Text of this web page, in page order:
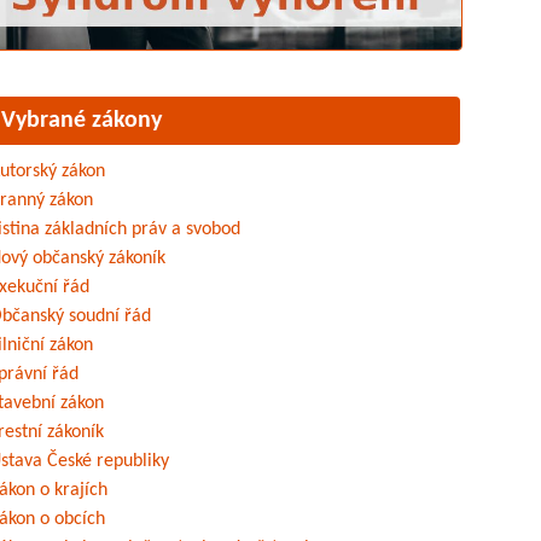
Vybrané zákony
zákon
zákon
základních práv a svobod
občanský zákoník
řád
soudní řád
zákon
řád
zákon
zákoník
České republiky
o krajích
o obcích